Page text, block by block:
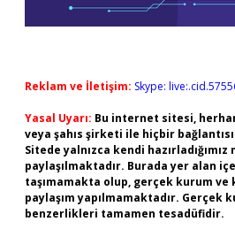
Reklam ve İletişim: Skype:
Yasal Uyarı: Bu internet sitesi,
veya şahıs şirketi ile hiçbir
Sitede yalnızca kendi
paylaşılmaktadır. Burada yer alan
taşımamakta olup, gerçek kurum ve
paylaşım yapılmamaktadır. Gerçek
benzerlikleri tamamen tesadüfidir.